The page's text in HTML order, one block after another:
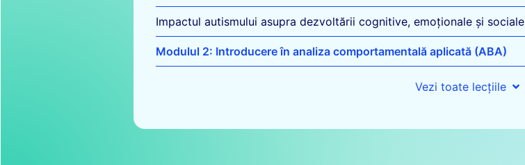
Impactul autismului asupra dezvoltării cognitive, emoționale și sociale
Modulul 2: Introducere în analiza comportamentală aplicată (ABA)
Vezi toate lecțiile